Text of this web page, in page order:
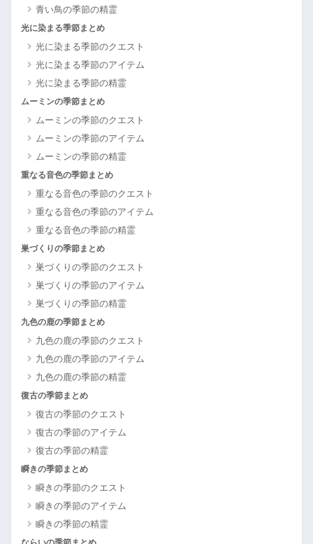
青い鳥の季節の精霊
光に染まる季節まとめ
光に染まる季節のクエスト
光に染まる季節のアイテム
光に染まる季節の精霊
ムーミンの季節まとめ
ムーミンの季節のクエスト
ムーミンの季節のアイテム
ムーミンの季節の精霊
重なる音色の季節まとめ
重なる音色の季節のクエスト
重なる音色の季節のアイテム
重なる音色の季節の精霊
巣づくりの季節まとめ
巣づくりの季節のクエスト
巣づくりの季節のアイテム
巣づくりの季節の精霊
九色の鹿の季節まとめ
九色の鹿の季節のクエスト
九色の鹿の季節のアイテム
九色の鹿の季節の精霊
復古の季節まとめ
復古の季節のクエスト
復古の季節のアイテム
復古の季節の精霊
瞬きの季節まとめ
瞬きの季節のクエスト
瞬きの季節のアイテム
瞬きの季節の精霊